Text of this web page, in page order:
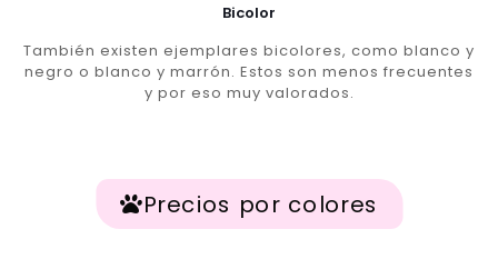
Bicolor
También existen ejemplares bicolores, como blanco y
negro o blanco y marrón. Estos son menos frecuentes
y por eso muy valorados.
Precios por colores